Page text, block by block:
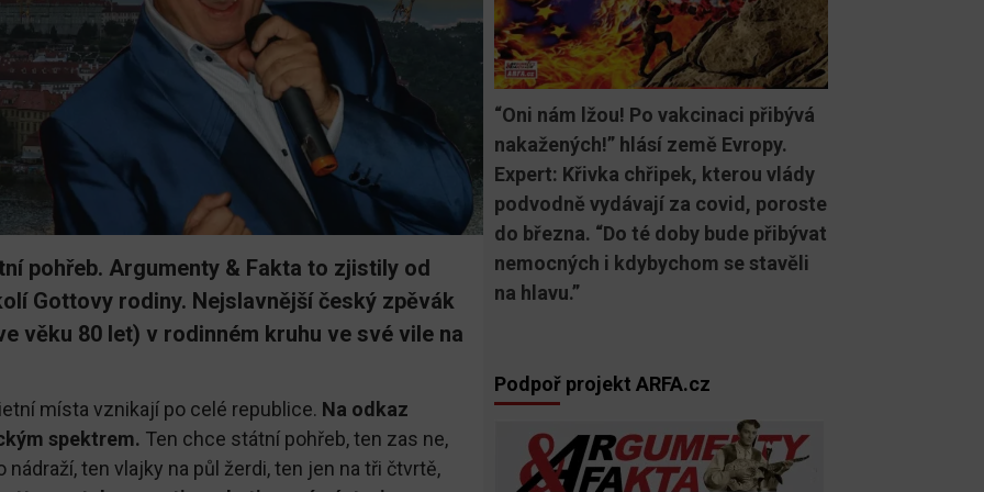
pohřeb. Argumenty & Fakta to zjistily od
Gottovy rodiny. Nejslavnější český zpěvák
věku 80 let) v rodinném kruhu ve své vile na
místa vznikají po celé republice. Na odkaz
spektrem. Ten chce státní pohřeb, ten zas ne,
ten vlajky na půl žerdi, ten jen na tři čtvrtě,
“Oni nám lžou! Po vakcinaci přibývá
nakažených!” hlásí země Evropy.
Expert: Křivka chřipek, kterou vlády
podvodně vydávají za covid, poroste
do března. “Do té doby bude přibývat
nemocných i kdybychom se stavěli
na hlavu.”
Podpoř projekt ARFA.cz